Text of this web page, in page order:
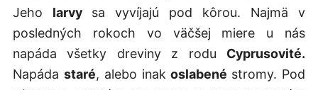
Jeho larvy sa vyvíjajú pod kôrou. Najmä v
posledných rokoch vo väčšej miere u nás
napáda všetky dreviny z rodu Cyprusovité.
Napáda staré, alebo inakoslabené stromy. Pod